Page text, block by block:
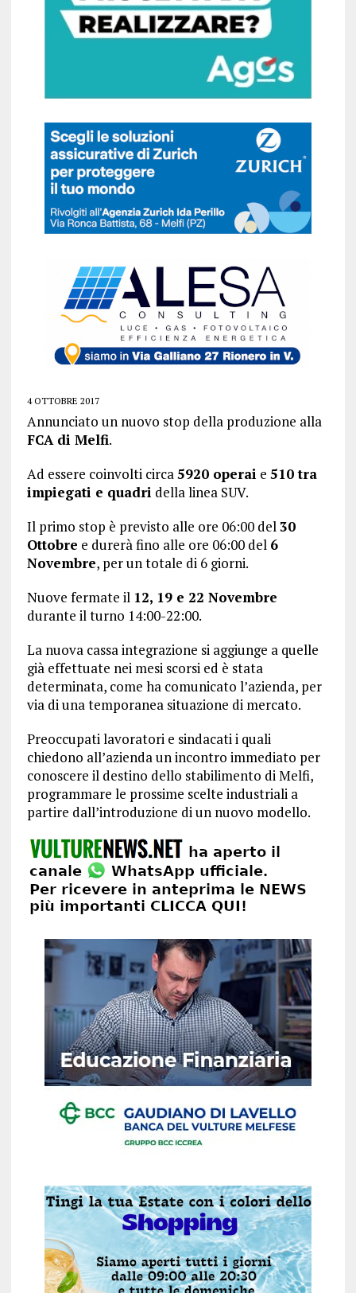
4 OTTOBRE 2017
Annunciato un nuovo stop della produzione alla
FCA di Melfi.
Ad essere coinvolti circa5920 operai e 510 tra
impiegati e quadri della linea SUV.
Il primo stop è previsto alle ore 06:00 del30
Ottobre e durerà fino alle ore 06:00 del 6
Novembre, per un totale di 6 giorni.
Nuove fermate il 12, 19 e 22 Novembre
durante il turno 14:00-22:00.
La nuova cassa integrazione si aggiunge a quelle
già effettuate nei mesi scorsi ed è stata
determinata, come ha comunicato l’azienda, per
via di una temporanea situazione di mercato.
Preoccupati lavoratori e sindacati i quali
chiedono all’azienda un incontro immediato per
conoscere il destino dello stabilimento di Melfi,
programmare le prossime scelte industriali a
partire dall’introduzione di un nuovo modello.